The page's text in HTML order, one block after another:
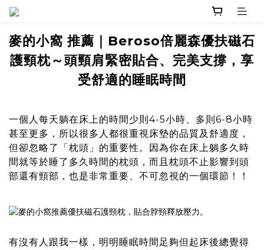
麥的小窩 推薦｜Beroso倍麗森優扶磁石
護頸枕～頭頸肩緊密貼合、完美支撐，享
受舒適的睡眠時間
一個人每天躺在床上的時間少則4-5小時、多則6-8小時
甚至更多，所以很多人都很重視床墊的品質及舒適度，
但卻忽略了「枕頭」的重要性。因為你在床上躺多久時
間就等於睡了多久時間的枕頭，而且枕頭不止影響到頭
部還有頸部，也是非常重要、不可忽視的一個環節！！
有沒有人跟我一樣，明明睡眠時間足夠但起床後總覺得